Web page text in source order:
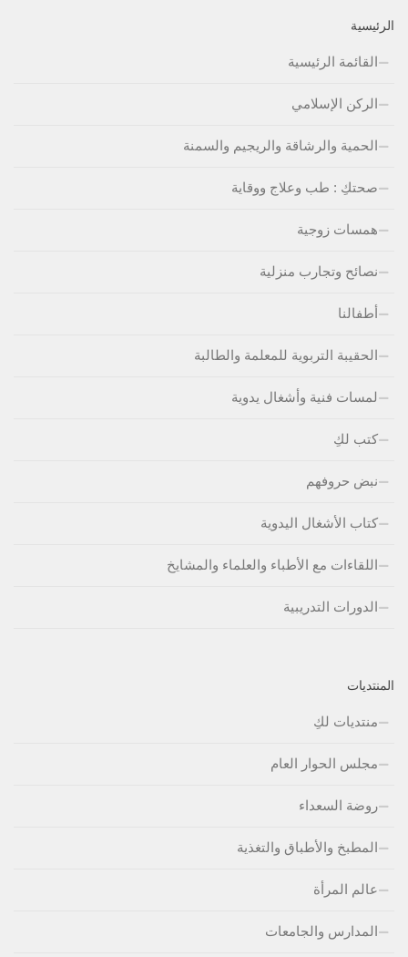
الرئيسية
القائمة الرئيسية
الركن الإسلامي
الحمية والرشاقة والريجيم والسمنة
صحتكِ : طب وعلاج ووقاية
همسات زوجية
نصائح وتجارب منزلية
أطفالنا
الحقيبة التربوية للمعلمة والطالبة
لمسات فنية وأشغال يدوية
كتب لكِ
نبض حروفهم
كتاب الأشغال اليدوية
اللقاءات مع الأطباء والعلماء والمشايخ
الدورات التدريبية
المنتديات
منتديات لكِ
مجلس الحوار العام
روضة السعداء
المطبخ والأطباق والتغذية
عالم المرأة
المدارس والجامعات